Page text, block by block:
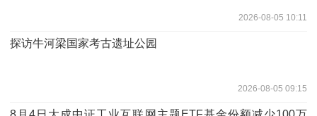
2026-08-05 10:11
探访牛河梁国家考古遗址公园
2026-08-05 09:15